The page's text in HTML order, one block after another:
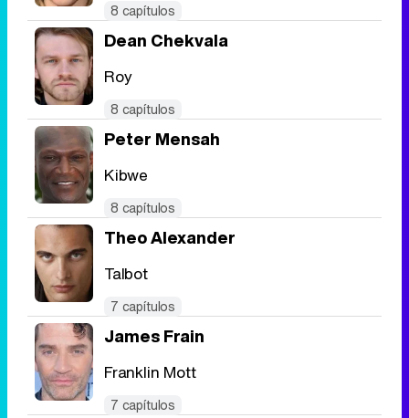
8 capítulos
Dean Chekvala
Roy
8 capítulos
Peter Mensah
Kibwe
8 capítulos
Theo Alexander
Talbot
7 capítulos
James Frain
Franklin Mott
7 capítulos